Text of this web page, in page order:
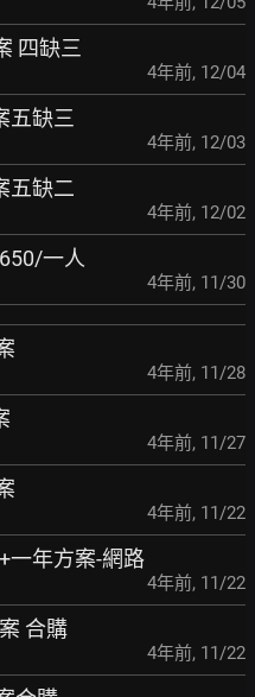
四缺三
4年前, 12/04
五缺三
4年前, 12/03
五缺二
4年前, 12/02
一人
4年前, 11/30
4年前, 11/28
4年前, 11/27
4年前, 11/22
一年方案-網路
4年前, 11/22
合購
4年前, 11/22